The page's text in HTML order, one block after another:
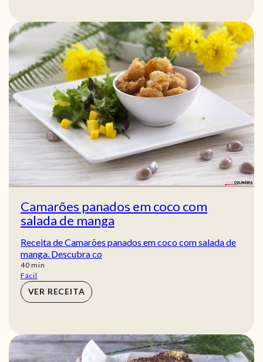
Camarões panados em coco com
salada de manga
Receita de Camarões panados em coco com salada de
manga. Descubra co
40min
min
Fácil
VER RECEITA